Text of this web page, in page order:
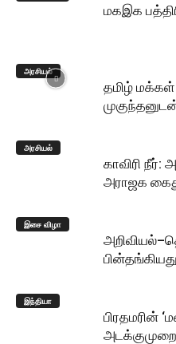
மகஇக
அரசியல்
தமிழ்
அரசியல்
காவிரி நீர்:
அராஜக
இசை விழா
இந்தியா
பிரதமரின்